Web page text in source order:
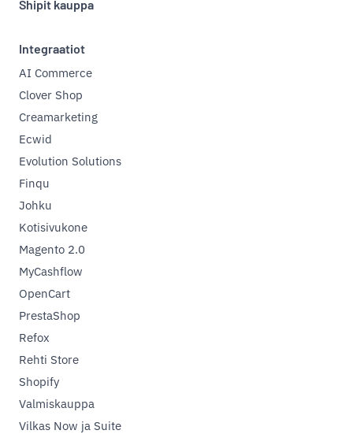
Shipit kauppa
Integraatiot
AI Commerce
Clover Shop
Creamarketing
Ecwid
Evolution Solutions
Finqu
Johku
Kotisivukone
Magento 2.0
MyCashflow
OpenCart
PrestaShop
Refox
Rehti Store
Shopify
Valmiskauppa
Vilkas Now ja Suite